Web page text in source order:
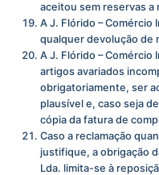
aceitou sem reservas a
A J. Flórido – Comércio
qualquer devolução de
A J. Flórido – Comércio
artigos avariados
obrigatoriamente, ser
plausível e, caso seja
cópia da fatura de
Caso a reclamação
justifique, a obrigação
Lda. limita-se à